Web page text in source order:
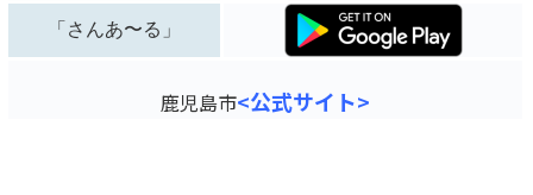
「さんあ〜る」
鹿児島市<公式サイト>